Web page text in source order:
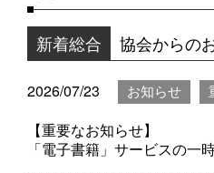
新着総合 協会からの
2026/07/23 お知らせ
【重要なお知らせ】
「電子書籍」サービスの一